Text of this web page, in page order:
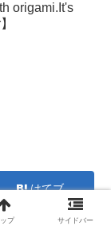
origami.It's
はてブ
ップ サイドバー